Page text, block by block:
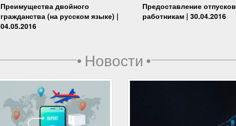
Преимущества двойного
гражданства (на русском языке) |
04.05.2016
Предоставление отпусков
работникам | 30.04.2016
• Новости•